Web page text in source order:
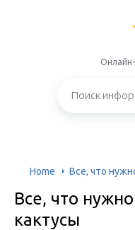
Home Все, что
Все, что
кактусы